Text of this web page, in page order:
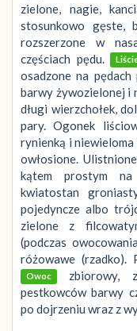
zielone, nagie,
stosunkowo gęste,
rozszerzone w
częściach pędu.
osadzone na
barwy żywozielonej i
długi wierzchołek,
pary. Ogonek
rynienką i
owłosione.
kątem prostym na
kwiatostan
pojedyncze albo
zielone z
(podczas
różowawe (rzadko).
Owoc zbiorowy,
pestkowców barwy
po dojrzeniu wraz z